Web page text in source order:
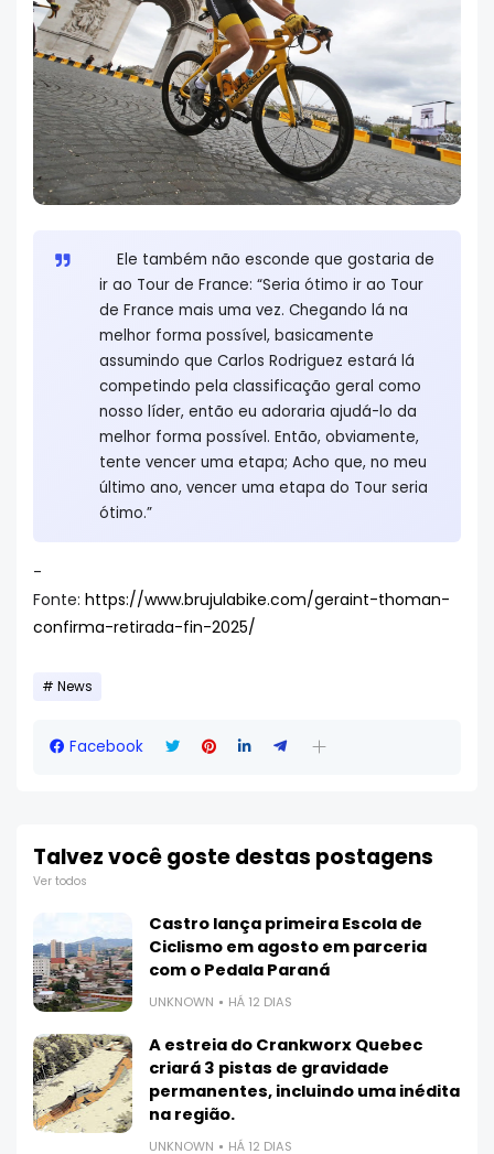
Ele também não esconde que gostaria de
ir ao Tour de France: “Seria ótimo ir ao Tour
de France mais uma vez. Chegando lá na
melhor forma possível, basicamente
assumindo que Carlos Rodriguez estará lá
competindo pela classificação geral como
nosso líder, então eu adoraria ajudá-lo da
melhor forma possível. Então, obviamente,
tente vencer uma etapa; Acho que, no meu
último ano, vencer uma etapa do Tour seria
ótimo.”
-
Fonte: https://www.brujulabike.com/geraint-thoman-
confirma-retirada-fin-2025/
News
Facebook
Talvez você goste destas postagens
Ver todos
Castro lança primeira Escola de
Ciclismo em agosto em parceria
com o Pedala Paraná
UNKNOWN HÁ 12 DIAS
A estreia do Crankworx Quebec
criará 3 pistas de gravidade
permanentes, incluindo uma inédita
na região.
UNKNOWN HÁ 12 DIAS